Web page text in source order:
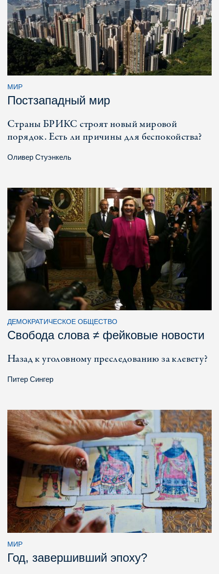
МИР
Постзападный мир
Страны БРИКС строят новый мировой
порядок. Есть ли причины для беспокойства?
Оливер Стуэнкель
ДЕМОКРАТИЧЕСКОЕ ОБЩЕСТВО
Свобода слова ≠ фейковые новости
Назад к уголовному преследованию за клевету?
Питер Сингер
МИР
Год, завершивший эпоху?